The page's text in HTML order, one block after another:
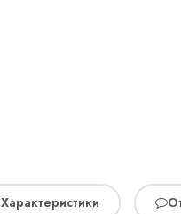
Характеристики